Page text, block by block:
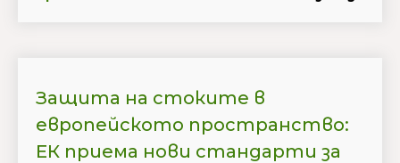
Защита на стоките в
европейското пространство:
ЕК приема нови стандарти за